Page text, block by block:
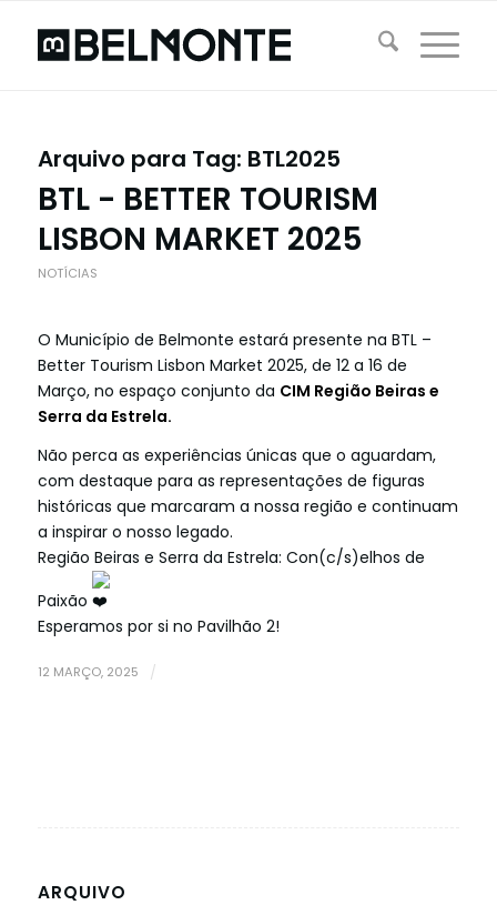
Arquivo para Tag: BTL2025
BTL - BETTER TOURISM
LISBON MARKET 2025
NOTÍCIAS
O Município de Belmonte estará presente na BTL –
Better Tourism Lisbon Market 2025, de 12 a 16 de
Março, no espaço conjunto da CIM Região Beiras e
Serra da Estrela.
Não perca as experiências únicas que o aguardam,
com destaque para as representações de figuras
históricas que marcaram a nossa região e continuam
a inspirar o nosso legado.
Região Beiras e Serra da Estrela: Con(c/s)elhos de
Paixão
Esperamos por si no Pavilhão 2!
12 MARÇO, 2025 /
ARQUIVO